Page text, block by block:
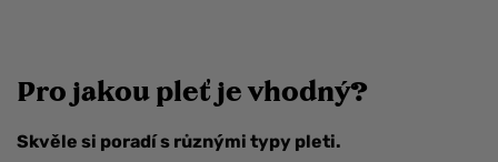
Pro jakou pleť je vhodný?
Skvěle si poradí s různými typy pleti.